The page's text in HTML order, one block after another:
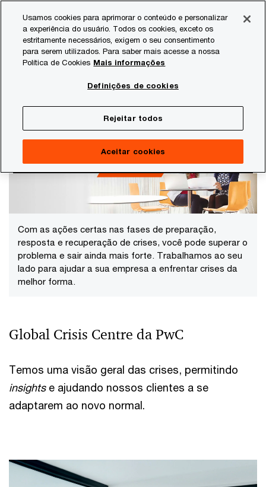
content
footer
Temas atuais
Confiança para enfrentar crises
Com as ações certas nas fases de preparação,
resposta e recuperação de crises, você pode superar o
problema e sair ainda mais forte. Trabalhamos ao seu
lado para ajudar a sua empresa a enfrentar crises da
melhor forma.
Global Crisis Centre da PwC
Temos uma visão geral das crises, permitindo
insightse ajudando nossos clientes a se
adaptarem ao novo normal.
Usamos cookies para aprimorar o conteúdo e personalizar
a experiência do usuário. Todos os cookies, exceto os
estritamente necessários, exigem o seu consentimento
para serem utilizados. Para saber mais acesse a nossa
Política de Cookies Mais informações
Definições de cookies
Rejeitar todos
Aceitar cookies